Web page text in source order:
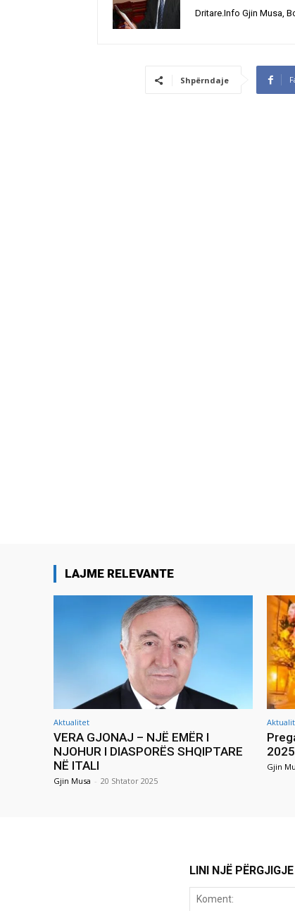
Dritare.Info Gjin Musa,
Shpërndaje
LAJME RELEVANTE
Aktualitet
VERA GJONAJ – NJË EMËR I
NJOHUR I DIASPORËS SHQIPTARE
NË ITALI
Gjin Musa - 20 Shtator 2025
2025
Gjin
LINI NJË PËRGJIGJE